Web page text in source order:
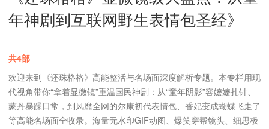
年神剧到互联网野生表情包圣经》
共4部
欢迎来到《还珠格格》高能整活与名场面深度解析专题。本专栏用现
代视角带你“拿着显微镜”重温国民神剧：从“童年阴影”容嬷嬷扎针、
蒙丹暴躁日常，到风靡全网的尔康初代表情包、香妃变成蝴蝶飞走了
等高能名场面全收录。海量无水印GIF动图、爆笑穿帮镜头、细思极